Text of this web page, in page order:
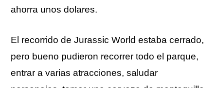
ahorra unos dolares.
El recorrido de Jurassic World estaba cerrado,
pero bueno pudieron recorrer todo el parque,
entrar a varias atracciones, saludar